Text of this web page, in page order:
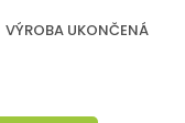
VÝROBA UKONČENÁ